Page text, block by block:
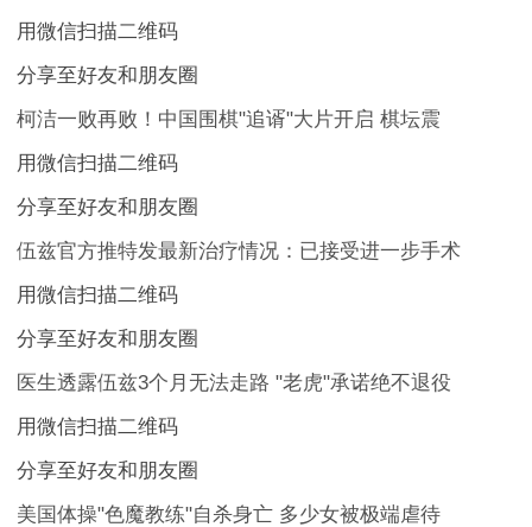
用微信扫描二维码
分享至好友和朋友圈
柯洁一败再败！中国围棋"追谞"大片开启 棋坛震
用微信扫描二维码
分享至好友和朋友圈
伍兹官方推特发最新治疗情况：已接受进一步手术
用微信扫描二维码
分享至好友和朋友圈
医生透露伍兹3个月无法走路 "老虎"承诺绝不退役
用微信扫描二维码
分享至好友和朋友圈
美国体操"色魔教练"自杀身亡 多少女被极端虐待